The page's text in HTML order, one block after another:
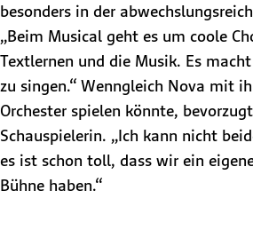
besonders in der
„Beim Musical geht es um coole
Textlernen und die Musik. Es
zu singen.“ Wenngleich Nova mit
Orchester spielen könnte,
Schauspielerin. „Ich kann nicht
es ist schon toll, dass wir ein
Bühne haben.“